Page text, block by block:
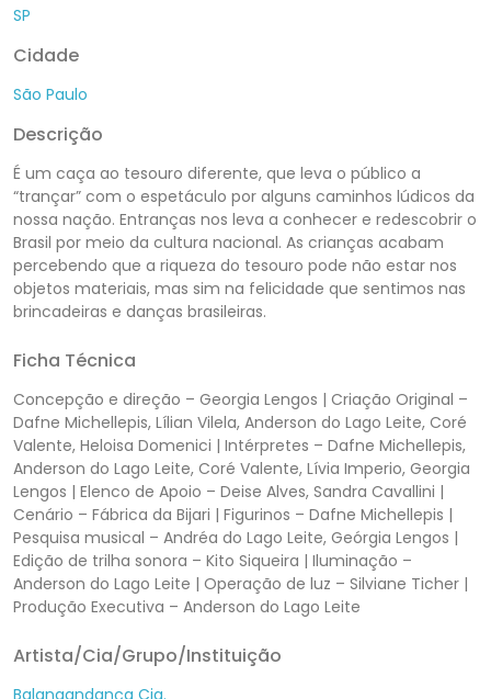
SP
Cidade
São Paulo
Descrição
É um caça ao tesouro diferente, que leva o público a
“trançar” com o espetáculo por alguns caminhos lúdicos da
nossa nação. Entranças nos leva a conhecer e redescobrir o
Brasil por meio da cultura nacional. As crianças acabam
percebendo que a riqueza do tesouro pode não estar nos
objetos materiais, mas sim na felicidade que sentimos nas
brincadeiras e danças brasileiras.
Ficha Técnica
Concepção e direção – Georgia Lengos | Criação Original –
Dafne Michellepis, Lílian Vilela, Anderson do Lago Leite, Coré
Valente, Heloisa Domenici | Intérpretes – Dafne Michellepis,
Anderson do Lago Leite, Coré Valente, Lívia Imperio, Georgia
Lengos | Elenco de Apoio – Deise Alves, Sandra Cavallini |
Cenário – Fábrica da Bijari | Figurinos – Dafne Michellepis |
Pesquisa musical – Andréa do Lago Leite, Geórgia Lengos |
Edição de trilha sonora – Kito Siqueira | Iluminação –
Anderson do Lago Leite | Operação de luz – Silviane Ticher |
Produção Executiva – Anderson do Lago Leite
Artista/Cia/Grupo/Instituição
Balangandança Cia.